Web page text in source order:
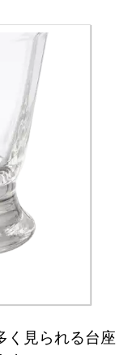
く見られる台座